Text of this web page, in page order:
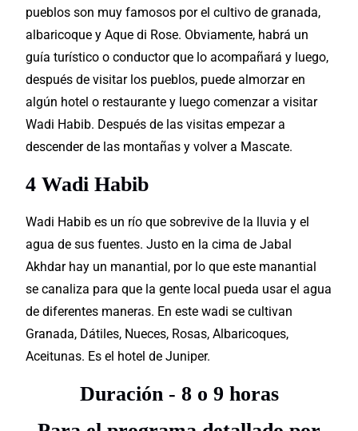
pueblos son muy famosos por el cultivo de granada,
albaricoque y Aque di Rose. Obviamente, habrá un
guía turístico o conductor que lo acompañará y luego,
después de visitar los pueblos, puede almorzar en
algún hotel o restaurante y luego comenzar a visitar
Wadi Habib. Después de las visitas empezar a
descender de las montañas y volver a Mascate.
4 Wadi Habib
Wadi Habib es un río que sobrevive de la lluvia y el
agua de sus fuentes. Justo en la cima de Jabal
Akhdar hay un manantial, por lo que este manantial
se canaliza para que la gente local pueda usar el agua
de diferentes maneras. En este wadi se cultivan
Granada, Dátiles, Nueces, Rosas, Albaricoques,
Aceitunas. Es el hotel de Juniper.
Duración - 8 o 9 horas